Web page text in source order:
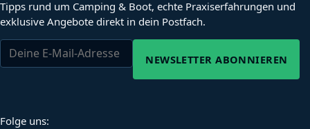
Tipps rund um Camping & Boot, echte Praxiserfahrungen und
exklusive Angebote direkt in dein Postfach.
NEWSLETTER ABONNIEREN
Folge uns: